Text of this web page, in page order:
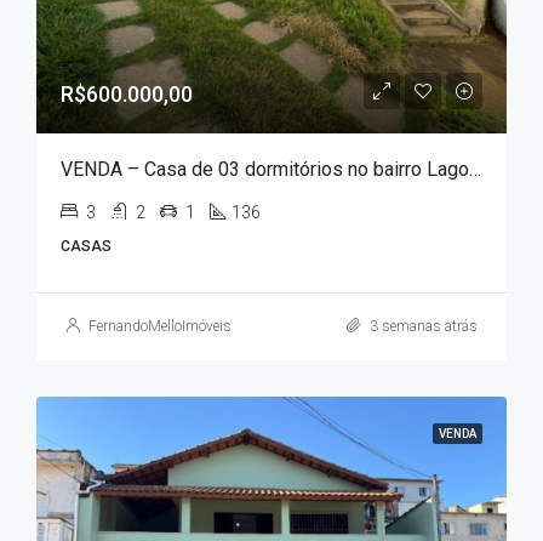
R$600.000,00
VENDA – Casa de 03 dormitórios no bairro Lagoa Seca!!!
3 2 1 136
CASAS
FernandoMelloImóveis 3 semanas atrás
VENDA